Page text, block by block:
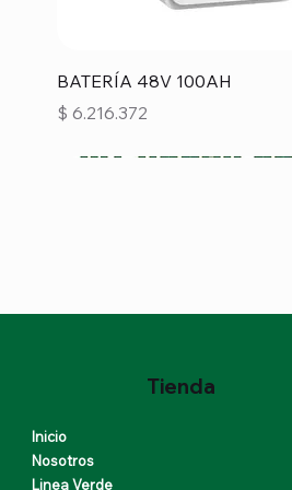
Vista rápida
BATERÍA 48V 100AH
Precio
$ 6.216.372
Tienda
Inicio
Nosotros
Linea Verde